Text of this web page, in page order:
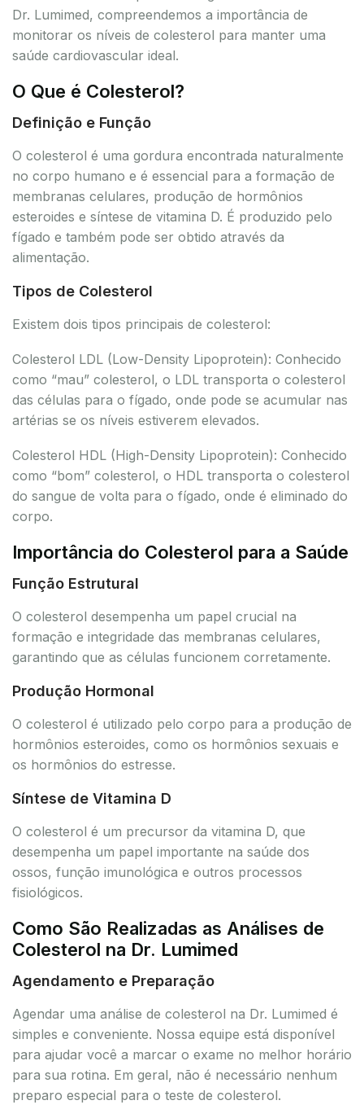
Dr. Lumimed, compreendemos a importância de
monitorar os níveis de colesterol para manter uma
saúde cardiovascular ideal.
O Que é Colesterol?
Definição e Função
O colesterol é uma gordura encontrada naturalmente
no corpo humano e é essencial para a formação de
membranas celulares, produção de hormônios
esteroides e síntese de vitamina D. É produzido pelo
fígado e também pode ser obtido através da
alimentação.
Tipos de Colesterol
Existem dois tipos principais de colesterol:
Colesterol LDL (Low-Density Lipoprotein): Conhecido
como “mau” colesterol, o LDL transporta o colesterol
das células para o fígado, onde pode se acumular nas
artérias se os níveis estiverem elevados.
Colesterol HDL (High-Density Lipoprotein): Conhecido
como “bom” colesterol, o HDL transporta o colesterol
do sangue de volta para o fígado, onde é eliminado do
corpo.
Importância do Colesterol para a Saúde
Função Estrutural
O colesterol desempenha um papel crucial na
formação e integridade das membranas celulares,
garantindo que as células funcionem corretamente.
Produção Hormonal
O colesterol é utilizado pelo corpo para a produção de
hormônios esteroides, como os hormônios sexuais e
os hormônios do estresse.
Síntese de Vitamina D
O colesterol é um precursor da vitamina D, que
desempenha um papel importante na saúde dos
ossos, função imunológica e outros processos
fisiológicos.
Como São Realizadas as Análises de
Colesterol na Dr. Lumimed
Agendamento e Preparação
Agendar uma análise de colesterol na Dr. Lumimed é
simples e conveniente. Nossa equipe está disponível
para ajudar você a marcar o exame no melhor horário
para sua rotina. Em geral, não é necessário nenhum
preparo especial para o teste de colesterol.